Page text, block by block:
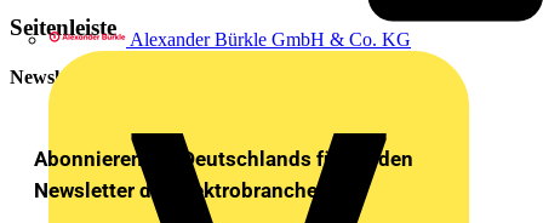
Alexander Bürkle GmbH & Co. KG
Seitenleiste
Newsletter
Abonnieren Sie Deutschlands führenden
Newsletter der Elektrobranche!